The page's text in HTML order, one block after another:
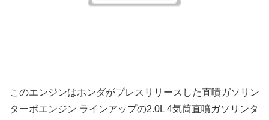
このエンジンはホンダがプレスリリースした直噴ガソリン
ターボエンジン ラインアップの2.0L 4気筒直噴ガソリンタ